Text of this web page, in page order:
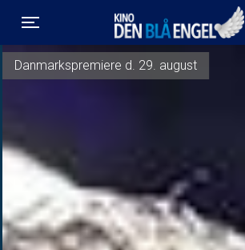
Toggle navigation
Kino Den Blå Engel
Danmarkspremiere d. 29. august